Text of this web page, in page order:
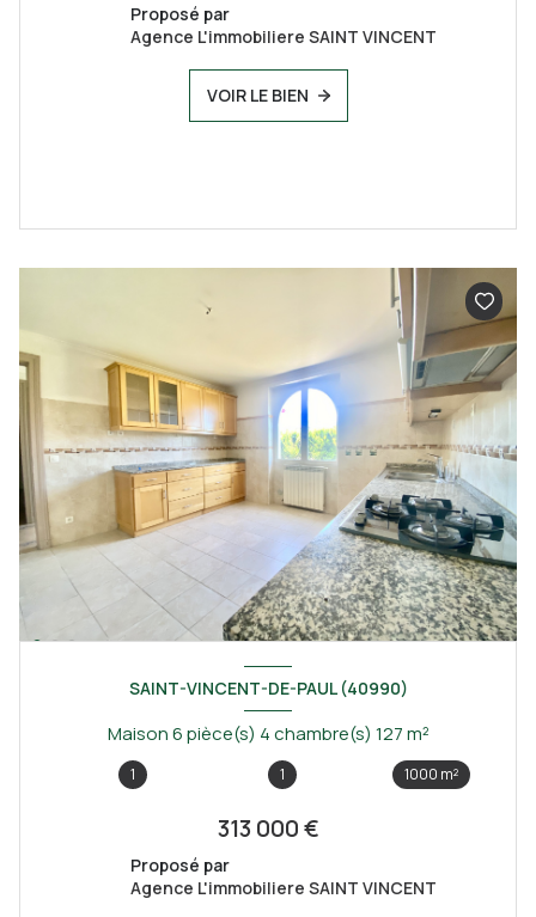
Proposé par
Agence L'immobiliere SAINT VINCENT
VOIR LE BIEN
SAINT-VINCENT-DE-PAUL (40990)
Maison 6 pièce(s) 4 chambre(s) 127 m²
1 1 1000 m²
313 000 €
Proposé par
Agence L'immobiliere SAINT VINCENT